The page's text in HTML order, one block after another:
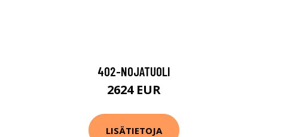
402-NOJATUOLI
2624 EUR
LISÄTIETOJA